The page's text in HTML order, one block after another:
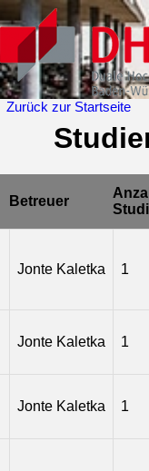
Zurück zur Startseite
Mein Studiengang:
Betreuer
Jonte Kaletka 1
Jonte Kaletka 1
Jonte Kaletka 1